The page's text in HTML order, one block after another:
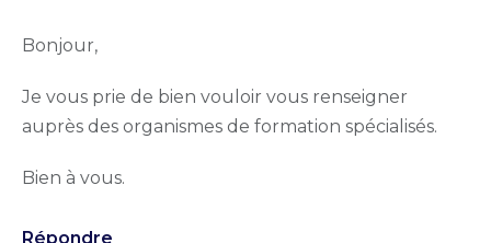
Bonjour,
Je vous prie de bien vouloir vous renseigner
auprès des organismes de formation spécialisés.
Bien à vous.
Répondre